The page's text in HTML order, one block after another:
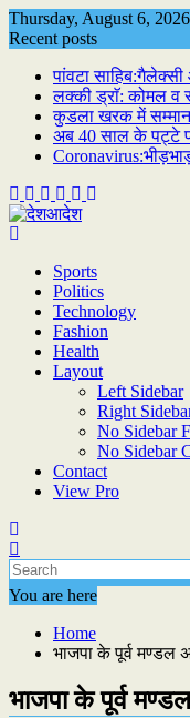
Skip
to
Thursday, August 6, 2026
Recent posts
पांवटा
लक्की ड्राॅ: कोमल व
कुडला खरक में
अब 40 साल के पट्टे
Sports
Politics
Technology
Fashion
Health
Layout
Left Sidebar
Right
No Sidebar
No Sidebar
Contact
View Pro
You are here
Home
भाजपा के पूर्व मण्डल
भाजपा के पूर्व